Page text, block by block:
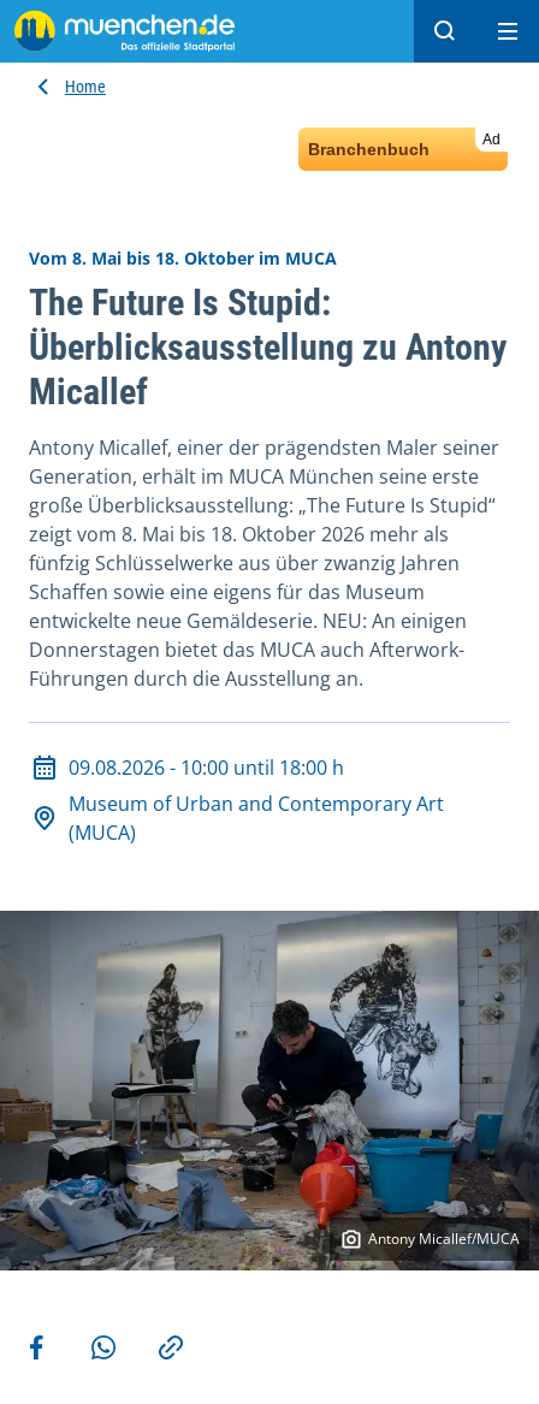
Search
Home
Ad
Branchenbuch
Vom 8. Mai bis 18. Oktober im MUCA
The Future Is Stupid:
Überblicksausstellung zu Antony
Micallef
Antony Micallef, einer der prägendsten Maler seiner
Generation, erhält im MUCA München seine erste
große Überblicksausstellung: „The Future Is Stupid“
zeigt vom 8. Mai bis 18. Oktober 2026 mehr als
fünfzig Schlüsselwerke aus über zwanzig Jahren
Schaffen sowie eine eigens für das Museum
entwickelte neue Gemäldeserie. NEU: An einigen
Donnerstagen bietet das MUCA auch Afterwork-
Führungen durch die Ausstellung an.
Datum und Veranstaltungsort
09.08.2026 - 10:00 until 18:00 h
Museum of Urban and Contemporary Art
(MUCA)
Antony Micallef/MUCA
More actions
Share on Facebook
Share via WhatsApp
Copy link